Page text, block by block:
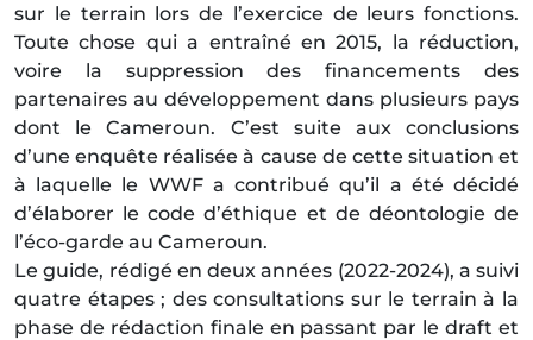
sur le terrain lors de l’exercice de leurs fonctions.
Toute chose qui a entraîné en 2015, la réduction,
voire la suppression des financements des
partenaires au développement dans plusieurs pays
dont le Cameroun. C’est suite aux conclusions
d’une enquête réalisée à cause de cette situation et
à laquelle le WWF a contribué qu’il a été décidé
d’élaborer le code d’éthique et de déontologie de
l’éco-garde au Cameroun.
Le guide, rédigé en deux années (2022-2024), a suivi
quatre étapes ; des consultations sur le terrain à la
phase de rédaction finale en passant par le draft et